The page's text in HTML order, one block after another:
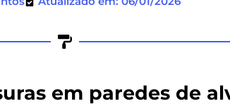
em paredes de